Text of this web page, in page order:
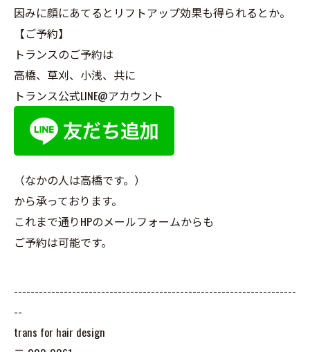
因みに顔にあてるとリフトアップ効果も得られるとか。
【ご予約】
トランスのご予約は
高橋、草刈、小浅、共に
トランス公式LINE@アカウント
（なかの人は高橋です。）
から承っております。
これまで通りHPのメールフォームからも
ご予約は可能です。
--------------------------------------------------------------------
--
trans for hair design